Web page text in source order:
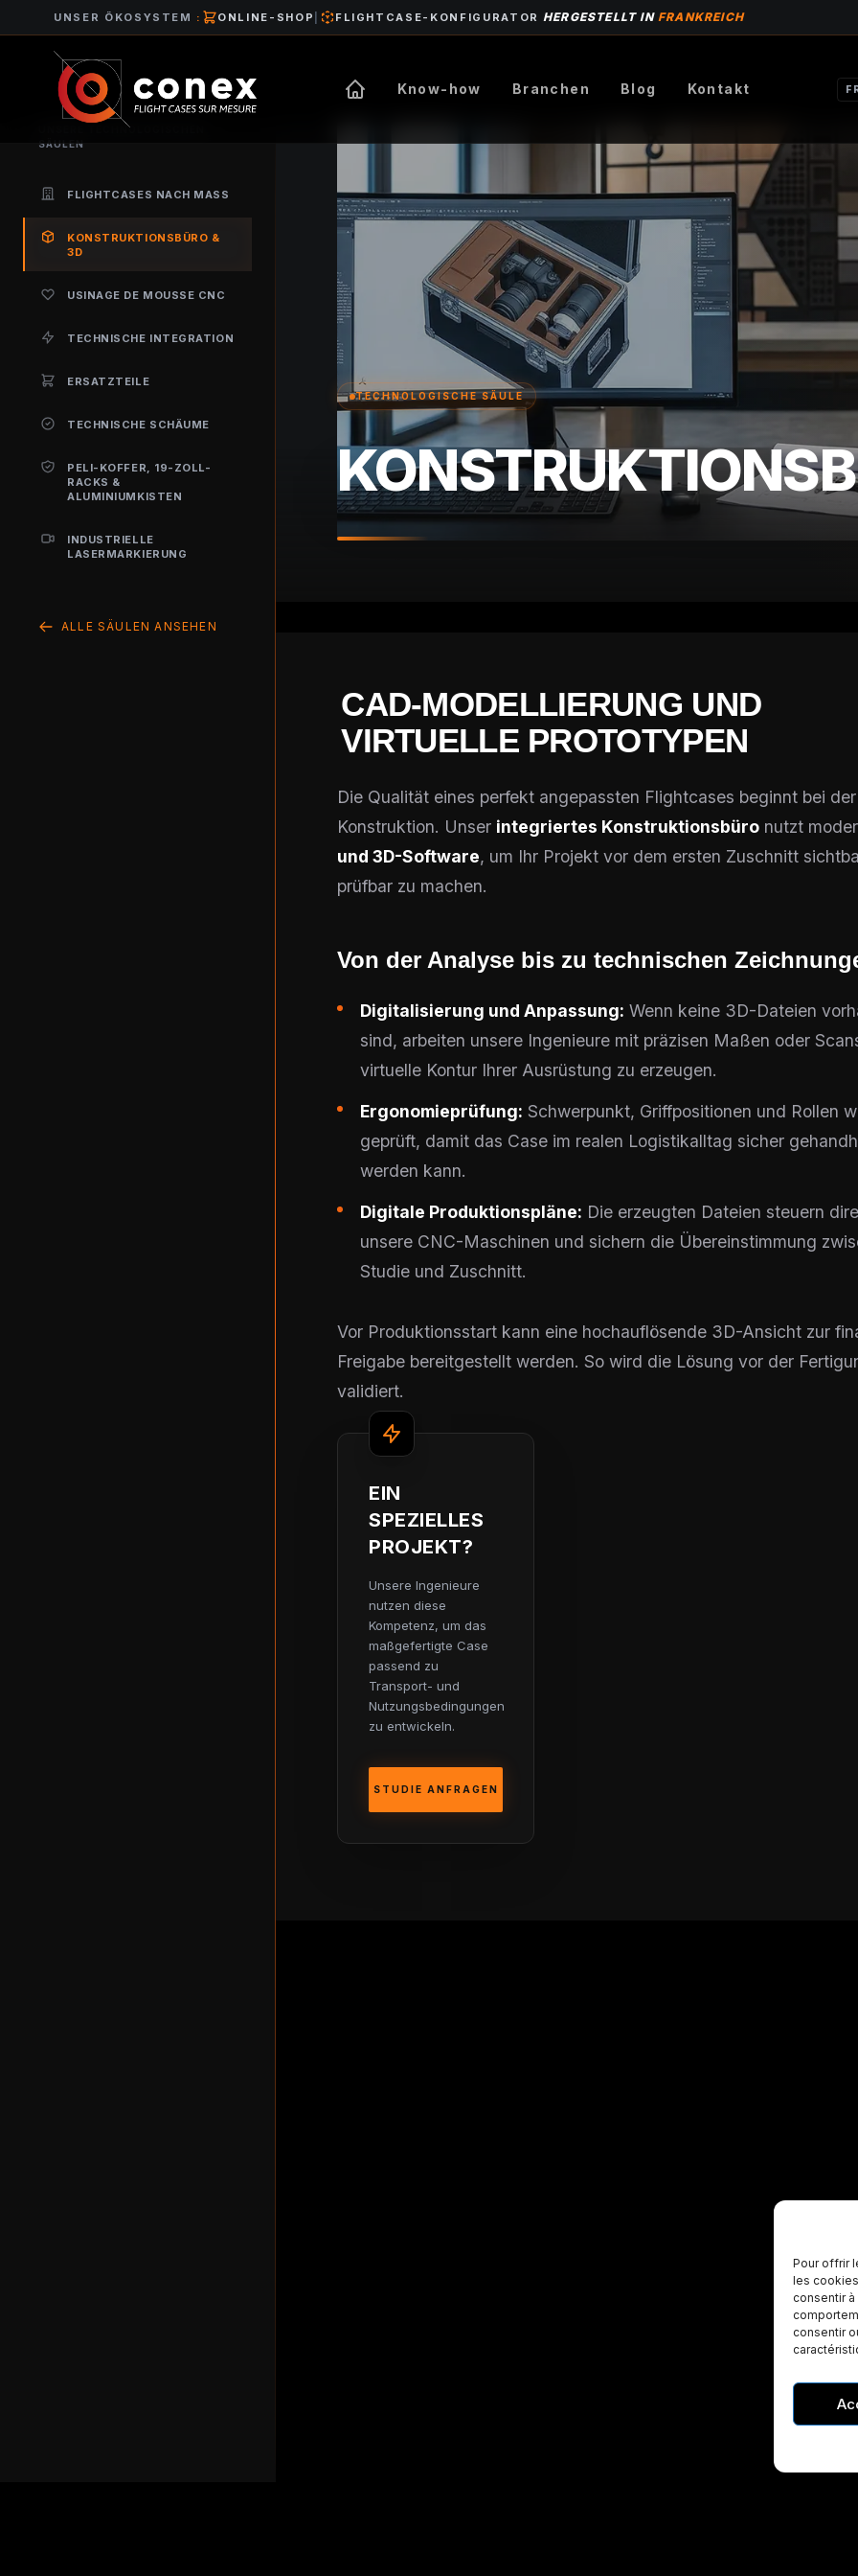
Pour offrir
les
consentir
consentir
UNSER ÖKOSYSTEM : ONLINE-SHOP FLIGHTCASE-KONFIGURATOR HERGESTELLT IN FRANKREICH
Know-how Branchen Blog Kontakt
UNSERE TECHNOLOGISCHEN
SÄULEN
FLIGHTCASES NACH MASS
KONSTRUKTIONSBÜRO &
3D
USINAGE DE MOUSSE CNC
TECHNISCHE INTEGRATION
ERSATZTEILE
TECHNISCHE SCHÄUME
PELI-KOFFER, 19-ZOLL-
RACKS &
ALUMINIUMKISTEN
INDUSTRIELLE
LASERMARKIERUNG
ALLE SÄULEN ANSEHEN
TECHNOLOGISCHE SÄULE
CAD-MODELLIERUNG UND
VIRTUELLE PROTOTYPEN
Die Qualität eines perfekt angepassten Flightcases beginnt bei der
Konstruktion. Unser integriertes Konstruktionsbüro nutzt
und 3D-Software, um Ihr Projekt vor dem ersten Zuschnitt
prüfbar zu machen.
Von der Analyse bis zu technischen
Digitalisierung und Anpassung: Wenn keine 3D-Dateien
sind, arbeiten unsere Ingenieure mit präzisen Maßen oder
virtuelle Kontur Ihrer Ausrüstung zu erzeugen.
Ergonomieprüfung: Schwerpunkt, Griffpositionen und Rollen
geprüft, damit das Case im realen Logistikalltag sicher
werden kann.
Digitale Produktionspläne: Die erzeugten Dateien steuern
unsere CNC-Maschinen und sichern die Übereinstimmung
Studie und Zuschnitt.
Vor Produktionsstart kann eine hochauflösende 3D-Ansicht zur
Freigabe bereitgestellt werden. So wird die Lösung vor der
validiert.
EIN
SPEZIELLES
PROJEKT?
Unsere Ingenieure
nutzen diese
Kompetenz, um das
maßgefertigte Case
passend zu
Transport- und
Nutzungsbedingungen
zu entwickeln.
STUDIE ANFRAGEN